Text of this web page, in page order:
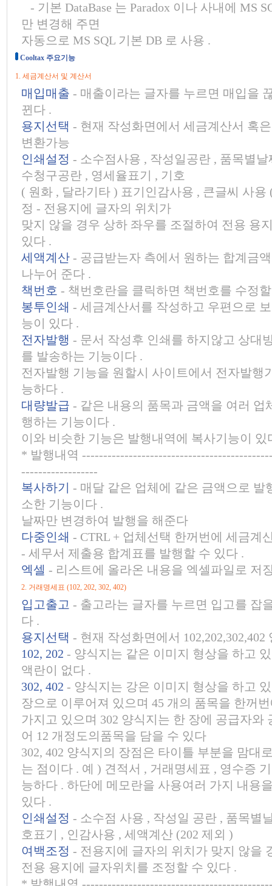
- 기본 DataBase 는 Paradox 이나 사내에 MS
만 변경해 주면
자동으로 MS SQL 기본 DB 로 사용 .
Cooltax 주요기능
1. 세금계산서 및 계산서
매입매출 - 매출이라는 글자를 누르면 매입을
뀐다 .
용지선택 - 현재 작성화면에서 세금계산서 혹
변환가능
인쇄설정 - 소수점사용 , 작성일공란 , 품목별
수청구공란 , 영세율표기 , 기호
( 원화 , 달라기타 ) 표기인감사용 , 큰글씨 사용
정 - 전용지에 글자의 위치가
맞지 않을 경우 상하 좌우를 조절하여 전용 용
있다 .
세액계산 - 공급받는자 측에서 원하는 합계금
나누어 준다 .
책번호 - 책번호란을 클릭하면 책번호를 수정
봉투인쇄 - 세금계산서를 작성하고 우편으로
능이 있다 .
전자발행 - 문서 작성후 인쇄를 하지않고 상대
를 발송하는 기능이다 .
전자발행 기능을 원할시 사이트에서 전자발행
능하다 .
대량발급 - 같은 내용의 품목과 금액을 여러 업
행하는 기능이다 .
이와 비슷한 기능은 발행내역에 복사기능이 있
* 발행내역
------------------
복사하기
- 매달 같은 업체에 같은 금액으로 발
소한 기능이다 .
날짜만 변경하여 발행을 해준다
다중인쇄 - CTRL + 업체선택 한꺼번에 세금계
- 세무서 제출용 합계표를 발행할 수 있다 .
엑셀 - 리스트에 올라온 내용을 엑셀파일로 저
2. 거래명세표 (102, 202, 302, 402)
입고출고 - 출고라는 글자를 누르면 입고를 잡
다 .
용지선택 - 현재 작성화면에서
102, 202 - 양식지는 같은 이미지 형상을 하고
액란이 없다 .
302, 402 - 양식지는 강은 이미지 형상을 하고
장으로 이루어져 있으며 45 개의 품목을 한꺼
가지고 있으며 302 양식지는 한 장에 공급자와
어 12 개정도의품목을 담을 수 있다
302, 402 양식지의 장점은 타이틀 부분을 맘대
는 점이다 . 예 ) 견적서 , 거래명세표 , 영수증
능하다 . 하단에 메모란을 사용여러 가지 내용
있다 .
인쇄설정 - 소수점 사용 , 작성일 공란 , 품목별
호표기 , 인감사용 , 세액계산 (202 제외 )
여백조정 - 전용지에 글자의 위치가 맞지 않을
전용 용지에 글자위치를 조정할 수 있다 .